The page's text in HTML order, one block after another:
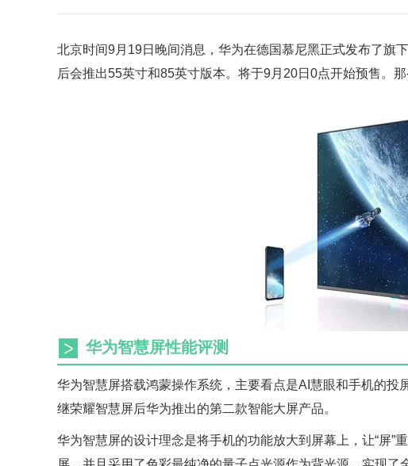
北京时间9月19日晚间消息，华为在德国慕尼黑正式发布了
后会推出55英寸和85英寸版本。将于9月20日0点开始预售。
华为智慧屏性能评测
华为智慧屏搭载鸿蒙操作系统，主要看点是AI慧眼和手机的
继荣耀智慧屏后华为推出的第二款智能大屏产品。
华为智慧屏的设计理念是将手机的功能放大到屏幕上，让“屏